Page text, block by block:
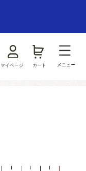
マイページ カート メニュー